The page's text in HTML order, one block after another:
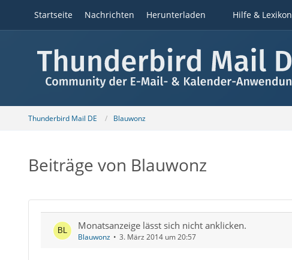
Startseite Nachrichten Herunterladen Hilfe & Lexikon
Thunderbird Mail DE Blauwonz
Beiträge von Blauwonz
Monatsanzeige lässt sich nicht anklicken.
Blauwonz 3. März 2014 um 20:57